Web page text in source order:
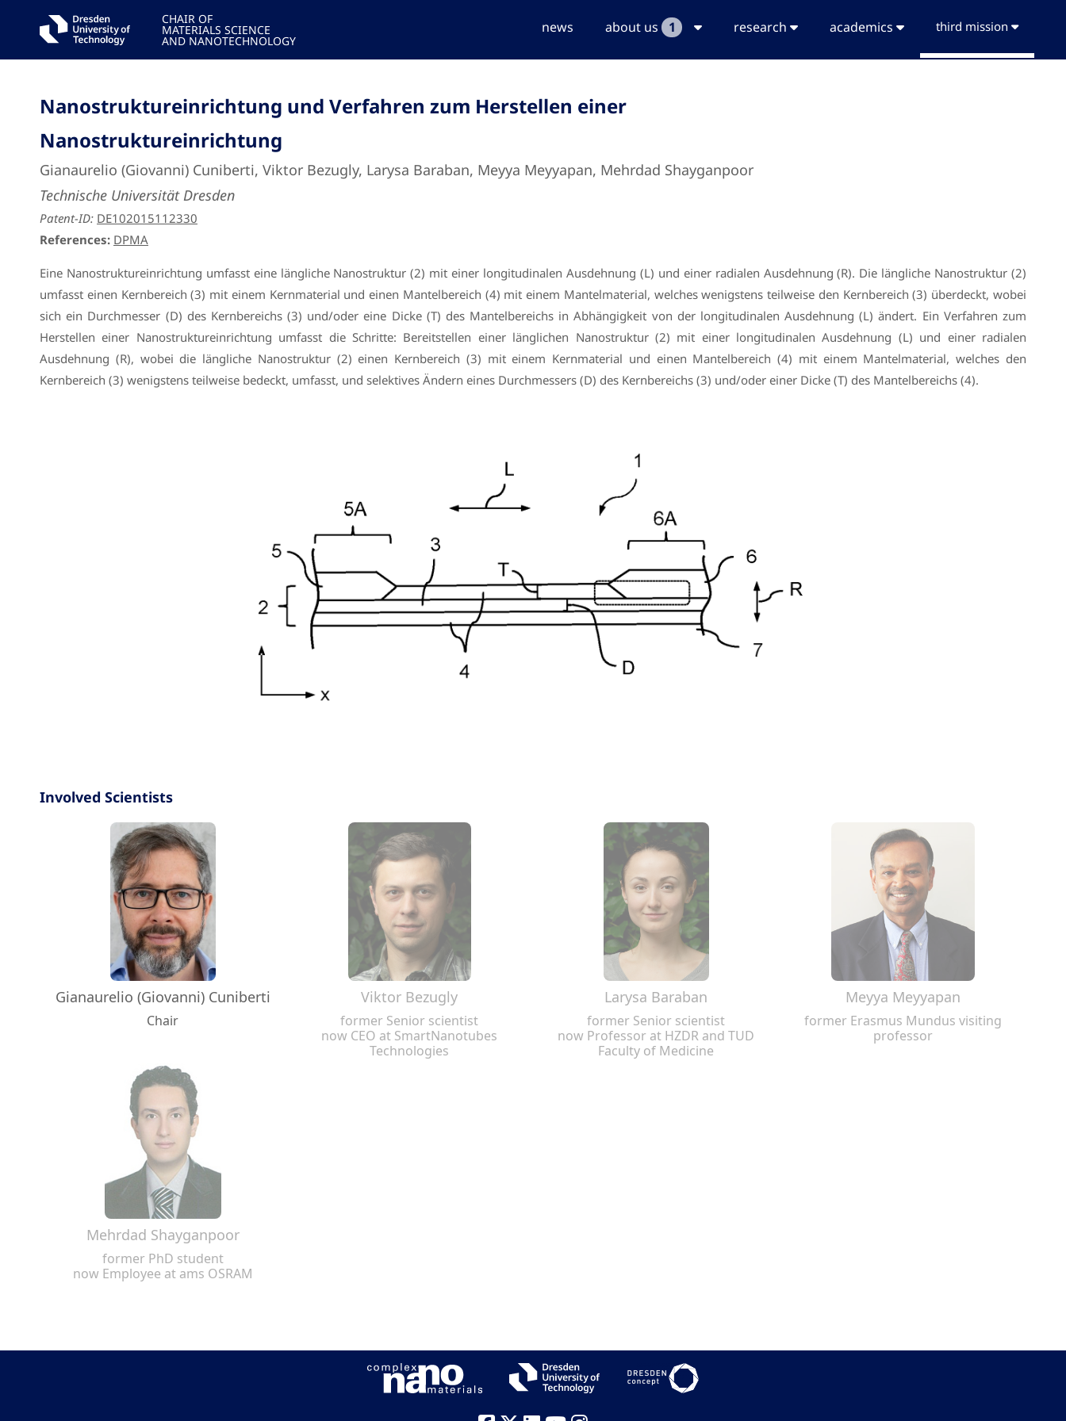
CHAIR OF
MATERIALS SCIENCE
AND NANOTECHNOLOGY
news about us 1 research academics third mission
Nanostruktureinrichtung und Verfahren zum Herstellen einer
Nanostruktureinrichtung
Gianaurelio (Giovanni) Cuniberti, Viktor Bezugly, Larysa Baraban, Meyya Meyyapan, Mehrdad Shayganpoor
Technische Universität Dresden
Patent-ID: DE102015112330
References: DPMA
Eine Nanostruktureinrichtung umfasst eine längliche Nanostruktur (2) mit einer longitudinalen Ausdehnung (L) und einer radialen Ausdehnung (R). Die längliche Nanostruktur (2)
umfasst einen Kernbereich (3) mit einem Kernmaterial und einen Mantelbereich (4) mit einem Mantelmaterial, welches wenigstens teilweise den Kernbereich (3) überdeckt, wobei
sich ein Durchmesser (D) des Kernbereichs (3) und/oder eine Dicke (T) des Mantelbereichs in Abhängigkeit von der longitudinalen Ausdehnung (L) ändert. Ein Verfahren zum
Herstellen einer Nanostruktureinrichtung umfasst die Schritte: Bereitstellen einer länglichen Nanostruktur (2) mit einer longitudinalen Ausdehnung (L) und einer radialen
Ausdehnung (R), wobei die längliche Nanostruktur (2) einen Kernbereich (3) mit einem Kernmaterial und einen Mantelbereich (4) mit einem Mantelmaterial, welches den
Kernbereich (3) wenigstens teilweise bedeckt, umfasst, und selektives Ändern eines Durchmessers (D) des Kernbereichs (3) und/oder einer Dicke (T) des Mantelbereichs (4).
Involved Scientists
Gianaurelio (Giovanni) Cuniberti
Chair
Viktor Bezugly
former Senior scientist
now CEO at SmartNanotubes
Technologies
Larysa Baraban
former Senior scientist
now Professor at HZDR and TUD
Faculty of Medicine
Meyya Meyyapan
former Erasmus Mundus visiting
professor
Mehrdad Shayganpoor
former PhD student
now Employee at ams OSRAM